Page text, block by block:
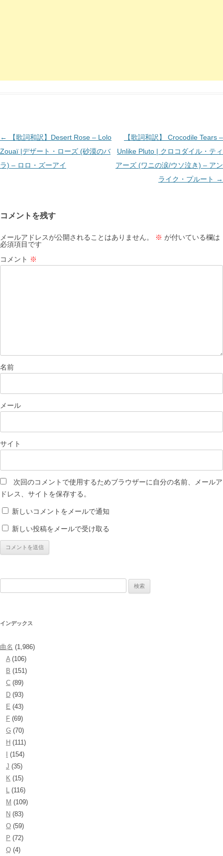
投
稿
ナ
シ
ョ
ン
←
【歌詞和訳】Desert Rose – Lolo
Zouaï |デザート・ローズ (砂漠のバ
ラ) – ロロ・ズーアイ
【歌詞和訳】 Crocodile Tears –
Unlike Pluto | クロコダイル・ティ
アーズ (ワニの涙/ウソ泣き) – アン
ライク・プルート →
コメントを残す
メールアドレスが公開されることはありません。 ※ が付いている欄は
必須項目です
コメント ※
名前
メール
サイト
次回のコメントで使用するためブラウザーに自分の名前、メールア
ドレス、サイトを保存する。
新しいコメントをメールで通知
新しい投稿をメールで受け取る
インデックス
曲名 (1,986)
A(106)
B (151)
C (89)
D (93)
E (43)
F (69)
G (70)
H (111)
(154)
J (35)
K (15)
L (116)
M (109)
N (83)
O (59)
P (72)
Q (4)